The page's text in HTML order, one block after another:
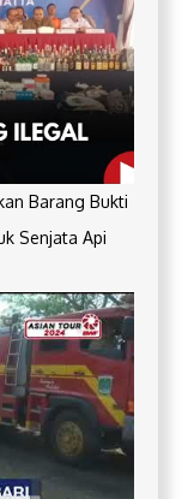
Barang Bukti
Senjata Api